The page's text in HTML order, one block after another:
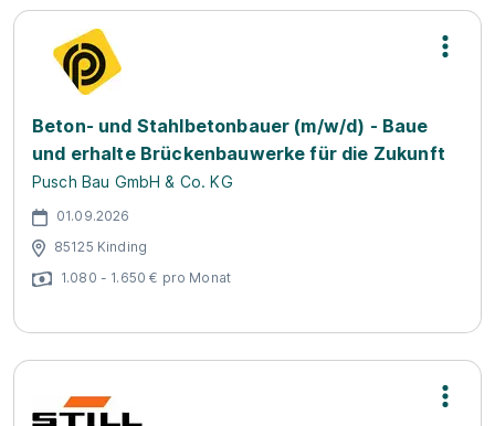
Beton- und Stahlbetonbauer (m/w/d) - Baue
und erhalte Brückenbauwerke für die Zukunft
Pusch Bau GmbH & Co. KG
01.09.2026
85125 Kinding
1.080 - 1.650 € pro Monat